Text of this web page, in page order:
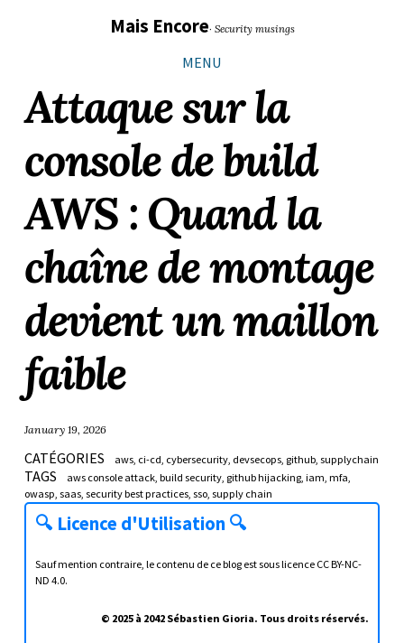
principale
Mais Encore· Security musings
MENU
Attaque sur la
console de build
AWS : Quand la
chaîne de montage
devient un maillon
faible
January 19, 2026
CATÉGORIES aws ci-cd cybersecurity devsecops github supplychain
TAGS aws console attack build security github hijacking iam mfa
owasp saas security best practices sso supply chain
🔍 Licence d'Utilisation 🔍
Sauf mention contraire, le contenu de ce blog est sous licence CC BY-NC-
ND 4.0.
© 2025 à 2042 Sébastien Gioria. Tous droits réservés.